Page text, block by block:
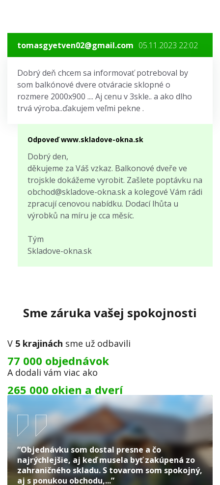
tomasgyetven02@gmail.com 05.11.2023 22:02
Dobrý deň chcem sa informovať potreboval by
som balkónové dvere otváracie sklopné o
rozmere 2000x900 .... Aj cenu v 3skle.. a ako dlho
trvá výroba..ďakujem veľmi pekne .
Odpoveď www.skladove-okna.sk
Dobrý den,
děkujeme za Váš vzkaz. Balkonové dveře ve
trojskle dokážeme vyrobit. Zašlete poptávku na
obchod@skladove-okna.sk a kolegové Vám rádi
zpracují cenovou nabídku. Dodací lhůta u
výrobků na míru je cca měsíc.
Tým
Skladove-okna.sk
Sme záruka vašej spokojnosti
V 5 krajinách sme už odbavili
77 000 objednávok
A dodali vám viac ako
265 000 okien a dverí
“Objednávku som dostal presne a čo
najrýchlejšie, aj keď musela byť zakúpená zo
zahraničného skladu. S tovarom som spokojný,
aj s ponukou obchodu,...”